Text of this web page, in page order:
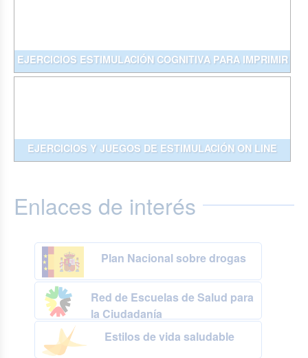
EJERCICIOS ESTIMULACIÓN COGNITIVA PARA IMPRIMIR
EJERCICIOS Y JUEGOS DE ESTIMULACIÓN ON LINE
Enlaces de interés
Plan Nacional sobre drogas
Red de Escuelas de Salud para
la Ciudadanía
Estilos de vida saludable